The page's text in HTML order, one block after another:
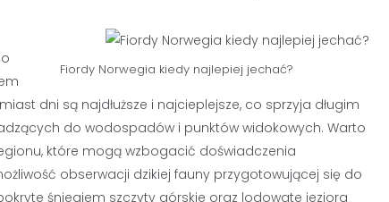
Fiordy Norwegia kiedy najlepiej jechać?
dni są najdłuższe i najcieplejsze, co sprzyja długim
do wodospadów i punktów widokowych. Warto
które mogą wzbogacić doświadczenia
obserwacji dzikiej fauny przygotowującej się do
śniegiem szczyty górskie oraz lodowate jeziora